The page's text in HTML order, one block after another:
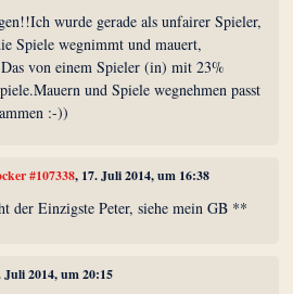
wurde gerade als unfairer Spieler,
Spiele wegnimmt und mauert,
von einem Spieler (in) mit 23%
und Spiele wegnehmen passt
:-))
#107338, 17. Juli 2014, um 16:38
der Einzigste Peter, siehe mein GB **
Juli 2014, um 20:15